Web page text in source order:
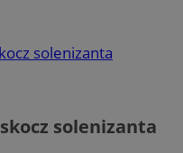
solenizanta
solenizanta